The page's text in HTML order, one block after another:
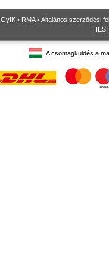
GyIK • RMA• Általános szerződési
A csomagküldés a